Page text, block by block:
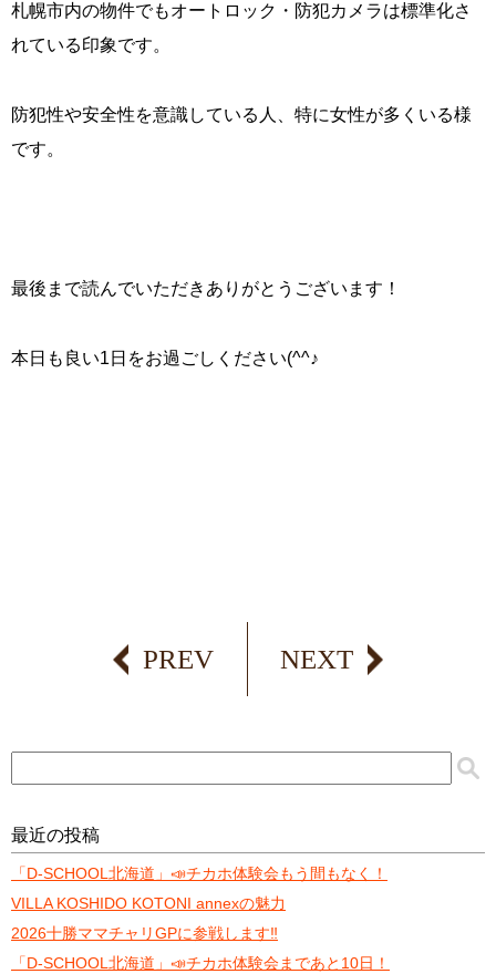
札幌市内の物件でもオートロック・防犯カメラは標準化さ
れている印象です。
防犯性や安全性を意識している人、特に女性が多くいる様
です。
最後まで読んでいただきありがとうございます！
本日も良い1日をお過ごしください(^^♪
PREV NEXT
最近の投稿
「D-SCHOOL北海道」📣チカホ体験会もう間もなく！
VILLA KOSHIDO KOTONI annexの魅力
2026十勝ママチャリGPに参戦します‼️
「D-SCHOOL北海道」📣チカホ体験会まであと10日！